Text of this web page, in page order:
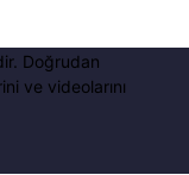
Doğrudan
ve videolarını